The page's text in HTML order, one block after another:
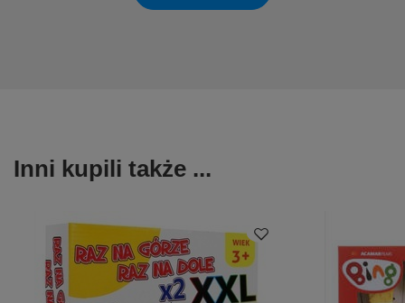
Inni kupili także ...